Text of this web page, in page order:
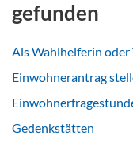
gefunden
Als Wahlhelferin
Einwohnerantrag
Gedenkstätten